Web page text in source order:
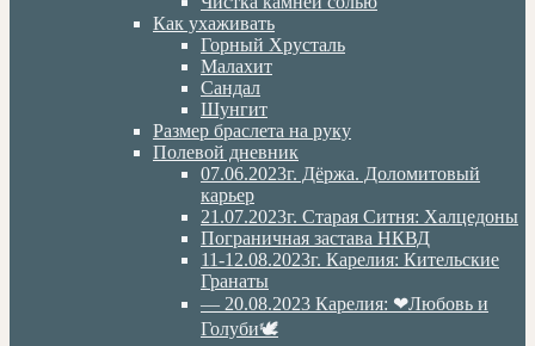
Как ухаживать
Горный Хрусталь
Малахит
Сандал
Шунгит
Размер браслета на руку
Полевой дневник
07.06.2023г. Дёржа. Доломитовый
карьер
21.07.2023г. Старая Ситня: Халцедоны
Пограничная застава НКВД
11-12.08.2023г. Карелия: Кительские
Гранаты
— 20.08.2023 Карелия: ❤Любовь и
Голуби🕊